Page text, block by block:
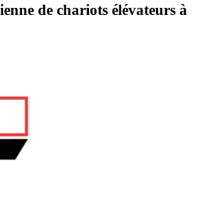
de chariots élévateurs à